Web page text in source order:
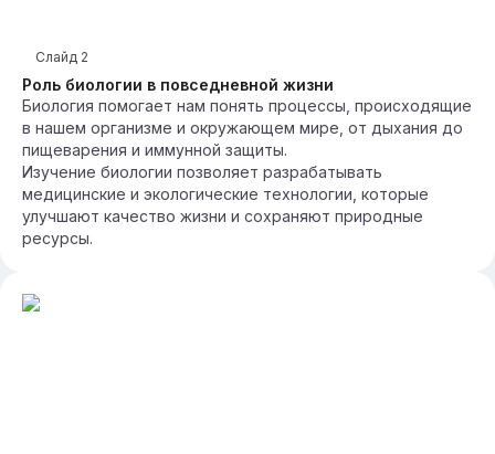
Роль биологии в повседневной жизни
Слайд 2
Биология помогает нам понять процессы, происходящие
в нашем организме и окружающем мире, от дыхания до
пищеварения и иммунной защиты.
Изучение биологии позволяет разрабатывать
медицинские и экологические технологии, которые
улучшают качество жизни и сохраняют природные
ресурсы.